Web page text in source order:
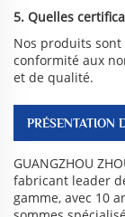
5. Quelles
Nos produits sont
conformité aux
et de qualité.
PRÉSENTATION
GUANGZHOU
fabricant leader
gamme, avec 10